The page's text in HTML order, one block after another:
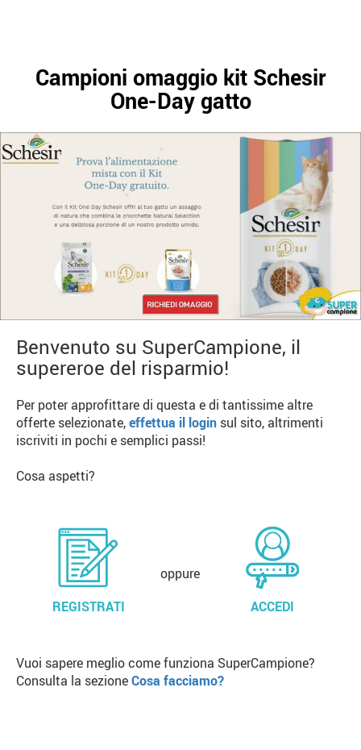
Campioni omaggio kit Schesir
One-Day gatto
Benvenuto su SuperCampione, il
supereroe del risparmio!
Per poter approfittare di questa e di tantissime altre
offerte selezionate,effettua il login sul sito, altrimenti
iscriviti in pochi e semplici passi!
Cosa aspetti?
REGISTRATI
oppure
ACCEDI
Vuoi sapere meglio come funziona SuperCampione?
Consulta la sezioneCosa facciamo?